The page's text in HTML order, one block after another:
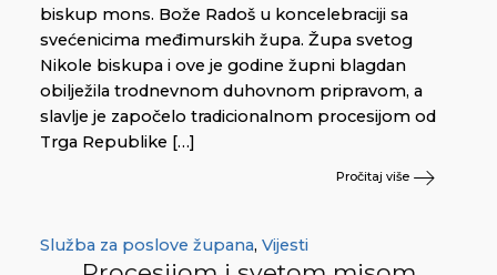
biskup mons. Bože Radoš u koncelebraciji sa
svećenicima međimurskih župa. Župa svetog
Nikole biskupa i ove je godine župni blagdan
obilježila trodnevnom duhovnom pripravom, a
slavlje je započelo tradicionalnom procesijom od
Trga Republike […]
Pročitaj više
Služba za poslove župana, Vijesti